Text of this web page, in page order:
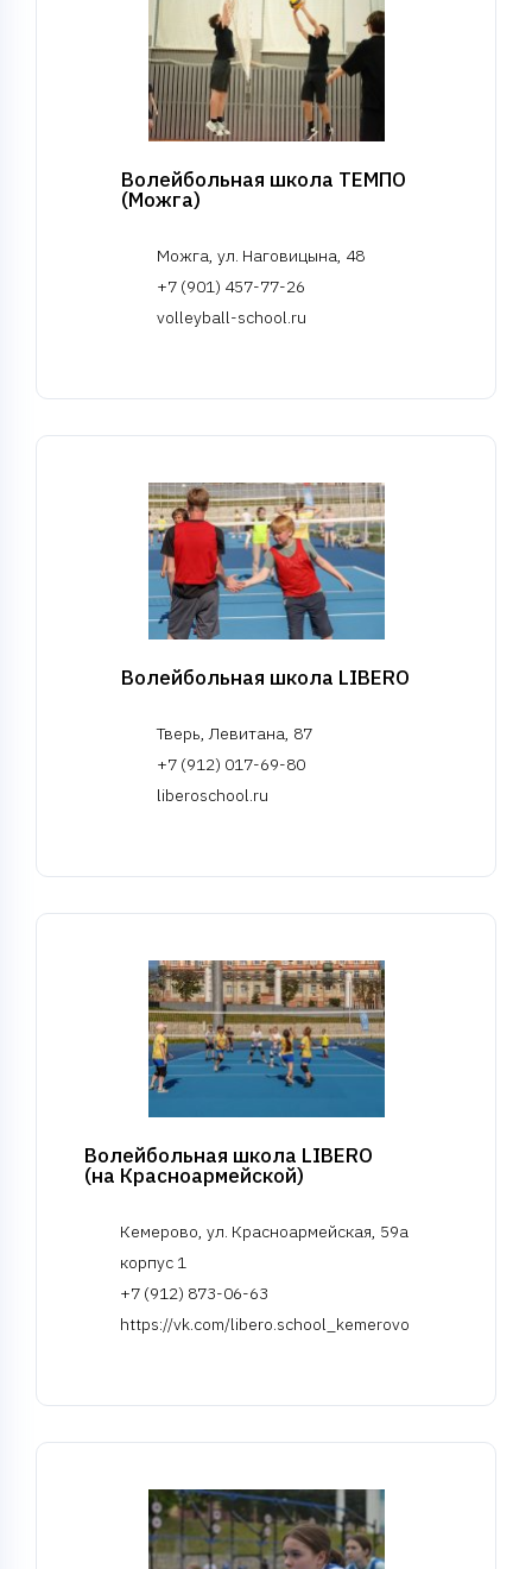
Волейбольная школа ТЕМПО
(Можга)
Можга, ул. Наговицына, 48
+7 (901) 457-77-26
volleyball-school.ru
Волейбольная школа LIBERO
Тверь, Левитана, 87
+7 (912) 017-69-80
liberoschool.ru
Волейбольная школа LIBERO
(на Красноармейской)
Кемерово, ул. Красноармейская, 59а
корпус 1
+7 (912) 873-06-63
https://vk.com/libero.school_kemerovo